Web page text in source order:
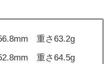
重さ63.2g
重さ64.5g